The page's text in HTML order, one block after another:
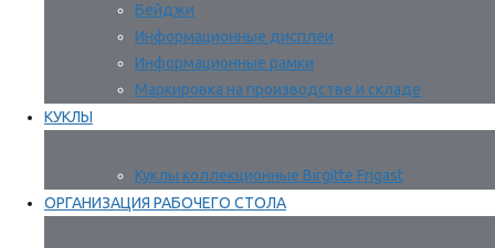
Бейджи
Информационные дисплеи
Информационные рамки
Маркировка на производстве и складе
КУКЛЫ
Куклы коллекционные Birgitte Frigast
ОРГАНИЗАЦИЯ РАБОЧЕГО СТОЛА